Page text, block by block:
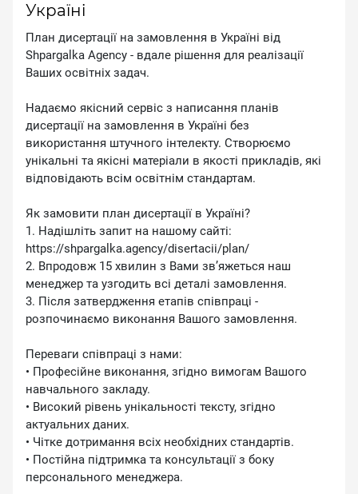
Україні
План дисертації на замовлення в Україні від
Shpargalka Agency - вдале рішення для реалізації
Ваших освітніх задач.
Надаємо якісний сервіс з написання планів
дисертації на замовлення в Україні без
використання штучного інтелекту. Створюємо
унікальні та якісні матеріали в якості прикладів, які
відповідають всім освітнім стандартам.
Як замовити план дисертації в Україні?
1. Надішліть запит на нашому сайті:
https://shpargalka.agency/disertacii/plan/
2. Впродовж 15 хвилин з Вами зв’яжеться наш
менеджер та узгодить всі деталі замовлення.
3. Після затвердження етапів співпраці -
розпочинаємо виконання Вашого замовлення.
Переваги співпраці з нами:
• Професійне виконання, згідно вимогам Вашого
навчального закладу.
• Високий рівень унікальності тексту, згідно
актуальних даних.
• Чітке дотримання всіх необхідних стандартів.
• Постійна підтримка та консультації з боку
персонального менеджера.